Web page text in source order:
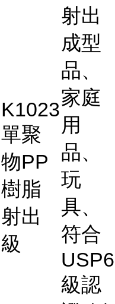
K1023
單聚
物PP
樹脂
射出
級
射出
成型
品、
家庭
用
品、
玩
具、
符合
USP6
級認